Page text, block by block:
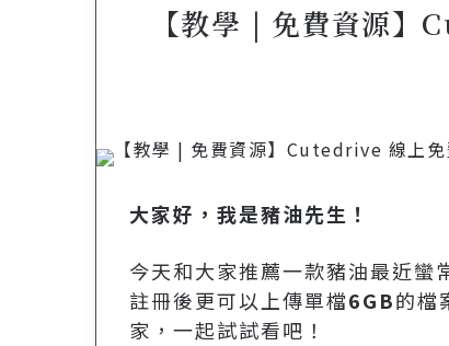
【教學 | 免費資源
大家好，我是豬油先生！
今天和大家推薦一款豬油最近蠻
註冊後更可以上傳單檔6GB的檔
家，一起試試看吧！